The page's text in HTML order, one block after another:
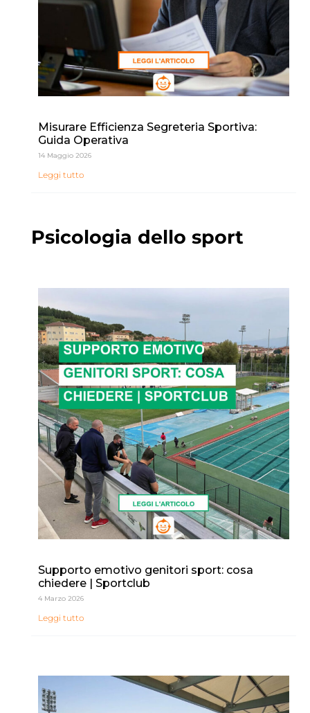
Misurare Efficienza Segreteria Sportiva:
Guida Operativa
14 Maggio 2026
Leggi tutto
Psicologia dello sport
Supporto emotivo genitori sport: cosa
chiedere | Sportclub
4 Marzo 2026
Leggi tutto